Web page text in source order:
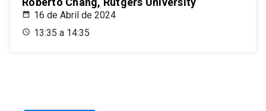
16 de Abril de 2024
13:35 a 14:35